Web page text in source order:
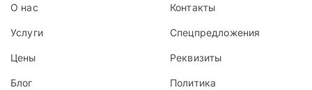
О нас
Услуги
Цены
Блог
Контакты
Спецпредложения
Реквизиты
Политика